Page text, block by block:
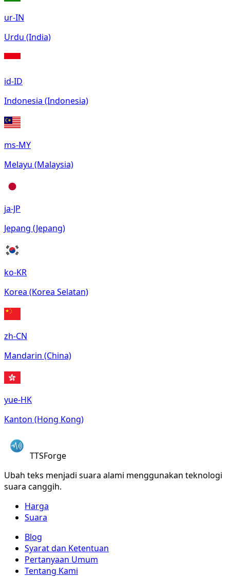
ur-IN
Urdu (India)
id-ID
Indonesia (Indonesia)
ms-MY
Melayu (Malaysia)
ja-JP
Jepang (Jepang)
ko-KR
Korea (Korea Selatan)
zh-CN
Mandarin (China)
yue-HK
Kanton (Hong Kong)
TTSForge
Ubah teks menjadi suara alami menggunakan teknologi
suara canggih.
Harga
Suara
Blog
Syarat dan Ketentuan
Pertanyaan Umum
Tentang Kami